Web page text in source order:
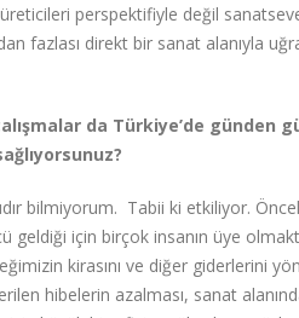
perspektifiyle değil
fazlası direkt bir sanat alanıyla
da Türkiye’de günden
bilmiyorum. Tabii ki etkiliyor.
geldiği için birçok insanın üye
kirasını ve diğer giderlerini
hibelerin azalması, sanat